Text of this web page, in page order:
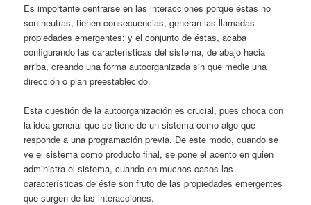
Es importante centrarse en las interacciones porque éstas no
son neutras, tienen consecuencias, generan las llamadas
propiedades emergentes; y el conjunto de éstas, acaba
configurando las características del sistema, de abajo hacia
arriba, creando una forma autoorganizada sin que medie una
dirección o plan preestablecido.
Esta cuestión de la autoorganización es crucial, pues choca con
la idea general que se tiene de un sistema como algo que
responde a una programación previa. De este modo, cuando se
ve el sistema como producto final, se pone el acento en quien
administra el sistema, cuando en muchos casos las
características de éste son fruto de las propiedades emergentes
que surgen de las interacciones.